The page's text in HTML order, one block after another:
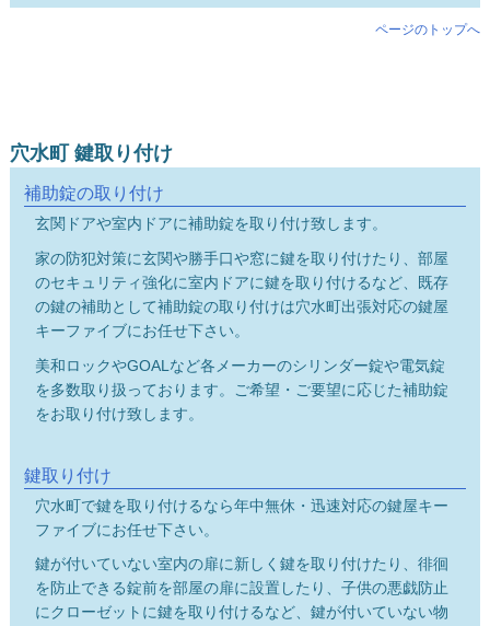
ページのトップへ
穴水町 鍵取り付け
補助錠の取り付け
玄関ドアや室内ドアに補助錠を取り付け致します。
家の防犯対策に玄関や勝手口や窓に鍵を取り付けたり、部屋
のセキュリティ強化に室内ドアに鍵を取り付けるなど、既存
の鍵の補助として補助錠の取り付けは穴水町出張対応の鍵屋
キーファイブにお任せ下さい。
美和ロックやGOALなど各メーカーのシリンダー錠や電気錠
を多数取り扱っております。ご希望・ご要望に応じた補助錠
をお取り付け致します。
鍵取り付け
穴水町で鍵を取り付けるなら年中無休・迅速対応の鍵屋キー
ファイブにお任せ下さい。
鍵が付いていない室内の扉に新しく鍵を取り付けたり、徘徊
を防止できる錠前を部屋の扉に設置したり、子供の悪戯防止
にクローゼットに鍵を取り付けるなど、鍵が付いていない物